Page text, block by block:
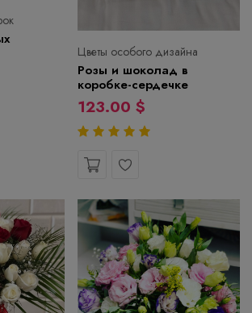
Цветы особого дизайна
Розы и шоколад в
коробке-сердечке
123.00 $